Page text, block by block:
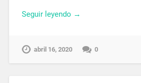
Seguir leyendo →
abril 16, 2020 0